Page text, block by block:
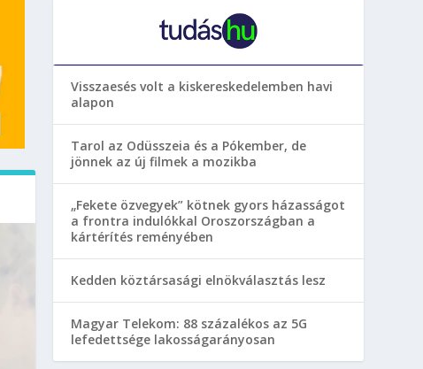
Visszaesés volt a kiskereskedelemben havi
alapon
Tarol az Odüsszeia és a Pókember, de
jönnek az új filmek a mozikba
„Fekete özvegyek” kötnek gyors házasságot
a frontra indulókkal Oroszországban a
kártérítés reményében
Kedden köztársasági elnökválasztás lesz
Magyar Telekom: 88 százalékos az 5G
lefedettsége lakosságarányosan